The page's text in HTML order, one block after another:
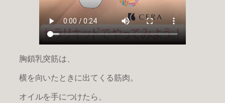
胸鎖乳突筋は、
横を向いたときに出てくる筋肉。
オイルを手につけたら、